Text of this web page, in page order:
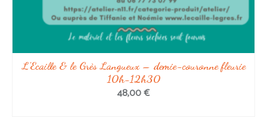
L’Ecaille & le Grès Langueux – demie-couronne fleurie
10h-12h30
48,00€